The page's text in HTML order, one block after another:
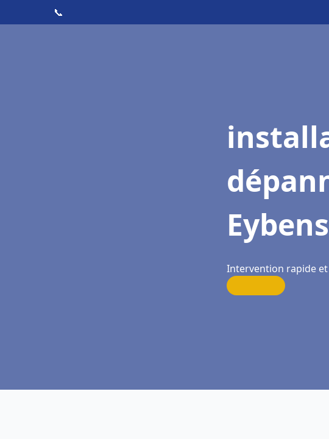
📞
Eybens
Intervention rapide et